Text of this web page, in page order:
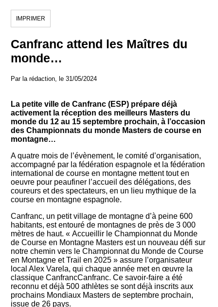
IMPRIMER
Canfranc attend les Maîtres du
monde…
Par la rédaction, le 31/05/2024
La petite ville de Canfranc (ESP) prépare déjà
activement la réception des meilleurs Masters du
monde du 12 au 15 septembre prochain, à l’occasion
des Championnats du monde Masters de course en
montagne…
A quatre mois de l’évènement, le comité d’organisation,
accompagné par la fédération espagnole et la fédération
international de course en montagne mettent tout en
oeuvre pour peaufiner l’accueil des délégations, des
coureurs et des spectateurs, en un lieu mythique de la
course en montagne espagnole.
Canfranc, un petit village de montagne d’à peine 600
habitants, est entouré de montagnes de près de 3 000
mètres de haut. « Accueillir le Championnat du Monde
de Course en Montagne Masters est un nouveau défi sur
notre chemin vers le Championnat du Monde de Course
en Montagne et Trail en 2025 » assure l’organisateur
local Alex Varela, qui chaque année met en œuvre la
classique CanfrancCanfranc. Ce savoir-faire a été
reconnu et déjà 500 athlètes se sont déjà inscrits aux
prochains Mondiaux Masters de septembre prochain,
issue de 26 pays.